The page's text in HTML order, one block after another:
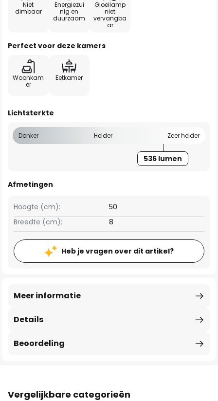
Niet
dimbaar
Energiezui
nig en
duurzaam
Gloeilamp
niet
vervangba
ar
Perfect voor deze kamers
Woonkam
er
Eetkamer
Lichtsterkte
Donker Helder Zeer helder
536 lumen
Afmetingen
Breedte (cm): 8
Hoogte (cm): 50
Heb je vragen over dit artikel?
Details
Meer informatie
Beoordeling
Vergelijkbare categorieën